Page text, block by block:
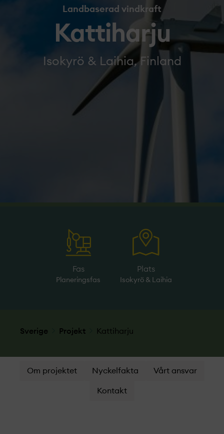
Landbaserad vindkraft
Kattiharju
Isokyrö & Laihia, Finland
Fas
Planeringsfas
Plats
Isokyrö & Laihia
Sverige Projekt­ Kattiharju
Om projektet Nyckelfakta Vårt ansvar
Kontakt